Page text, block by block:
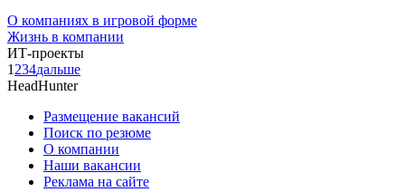
О компаниях в игровой форме
Жизнь в компании
ИТ-проекты
1 234дальше
HeadHunter
Размещение вакансий
Поиск по резюме
О компании
Наши вакансии
Реклама на сайте